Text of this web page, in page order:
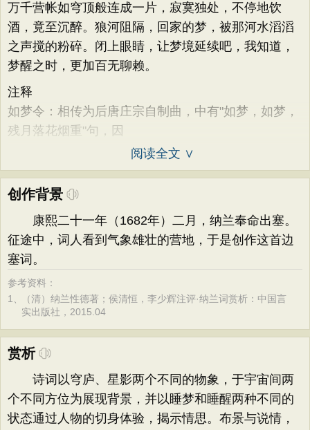
万千营帐如穹顶般连成一片，寂寞独处，不停地饮
酒，竟至沉醉。狼河阻隔，回家的梦，被那河水滔滔
之声搅的粉碎。闭上眼睛，让梦境延续吧，我知道，
梦醒之时，更加百无聊赖。
注释
如梦令：相传为后唐庄宗自制曲，中有"如梦，如梦，
残月落花烟重"句，因
阅读全文 ∨
创作背景
康熙二十一年（1682年）二月，纳兰奉命出塞。
征途中，词人看到气象雄壮的营地，于是创作这首边
塞词。
参考资料：
1、
（清）纳兰性德著；侯清恒，李少辉注评·纳兰词赏析：中国言
实出版社，2015.04
赏析
诗词以穹庐、星影两个不同的物象，于宇宙间两
个不同方位为展现背景，并以睡梦和睡醒两种不同的
状态通过人物的切身体验，揭示情思。布景与说情，